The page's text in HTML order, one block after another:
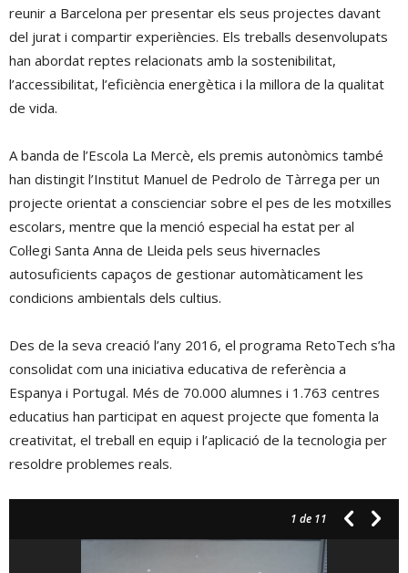
reunir a Barcelona per presentar els seus projectes davant
del jurat i compartir experiències. Els treballs desenvolupats
han abordat reptes relacionats amb la sostenibilitat,
l’accessibilitat, l’eficiència energètica i la millora de la qualitat
de vida.
A banda de l’Escola La Mercè, els premis autonòmics també
han distingit l’Institut Manuel de Pedrolo de Tàrrega per un
projecte orientat a conscienciar sobre el pes de les motxilles
escolars, mentre que la menció especial ha estat per al
Col·legi Santa Anna de Lleida pels seus hivernacles
autosuficients capaços de gestionar automàticament les
condicions ambientals dels cultius.
Des de la seva creació l’any 2016, el programa RetoTech s’ha
consolidat com una iniciativa educativa de referència a
Espanya i Portugal. Més de 70.000 alumnes i 1.763 centres
educatius han participat en aquest projecte que fomenta la
creativitat, el treball en equip i l’aplicació de la tecnologia per
resoldre problemes reals.
1 de 11